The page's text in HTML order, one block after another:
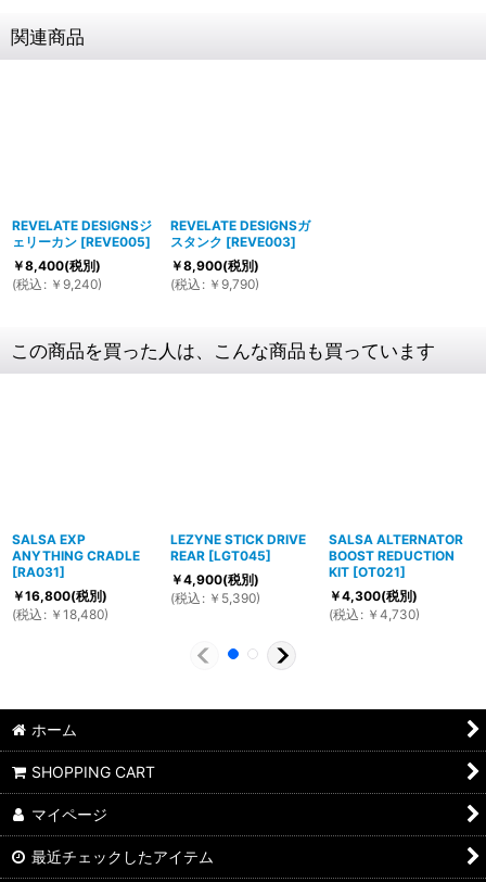
関連商品
REVELATE DESIGNSジ
ェリーカン [REVE005]
￥8,400(税別)
(税込 : ￥ 9,240)
REVELATE DESIGNSガ
スタンク [REVE003]
￥8,900(税別)
(税込 : ￥ 9,790)
この商品を買った人は、こんな商品も買っています
SALSA EXP
ANYTHING CRADLE
[RA031]
￥16,800(税別)
(税込 : ￥ 18,480)
LEZYNE STICK DRIVE
REAR [LGT045]
￥4,900(税別)
(税込 : ￥ 5,390)
SALSA ALTERNATOR
BOOST REDUCTION
KIT [OT021]
￥4,300(税別)
(税込 : ￥ 4,730)
ホーム
SHOPPING CART
マイページ
最近チェックしたアイテム